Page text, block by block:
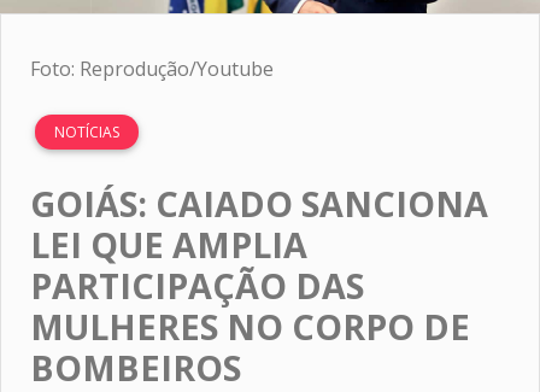
Foto: Reprodução/Youtube
NOTÍCIAS
GOIÁS: CAIADO SANCIONA
LEI QUE AMPLIA
PARTICIPAÇÃO DAS
MULHERES NO CORPO DE
BOMBEIROS